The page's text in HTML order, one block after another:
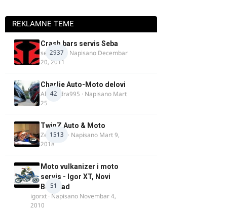
REKLAMNE TEME
2937
Crash bars servis Seba
seba011 · Napisano Decembar
20, 2011
42
Charlie Auto-Moto delovi
Alexandra995 · Napisano Mart
25
1513
TwinZ Auto & Moto
Zeljkamp · Napisano Mart 9,
2018
51
Moto vulkanizer i moto
servis - Igor XT, Novi
Beograd
igorxt · Napisano Novembar 4,
2010